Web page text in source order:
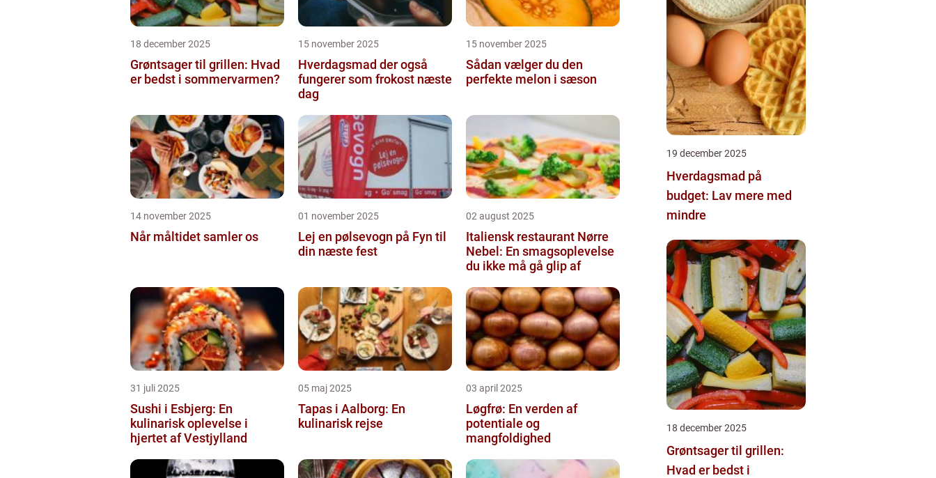
18 december 2025
Grøntsager til grillen: Hvad
er bedst i sommervarmen?
15 november 2025
Hverdagsmad der også
fungerer som frokost næste
dag
15 november 2025
Sådan vælger du den
perfekte melon i sæson
14 november 2025
Når måltidet samler os
01 november 2025
Lej en pølsevogn på Fyn til
din næste fest
02 august 2025
Italiensk restaurant Nørre
Nebel: En smagsoplevelse
du ikke må gå glip af
31 juli 2025
Sushi i Esbjerg: En
kulinarisk oplevelse i
hjertet af Vestjylland
05 maj 2025
Tapas i Aalborg: En
kulinarisk rejse
03 april 2025
Løgfrø: En verden af
potentiale og
mangfoldighed
19 december 2025
Hverdagsmad på
budget: Lav mere med
mindre
18 december 2025
Grøntsager til grillen:
Hvad er bedst i